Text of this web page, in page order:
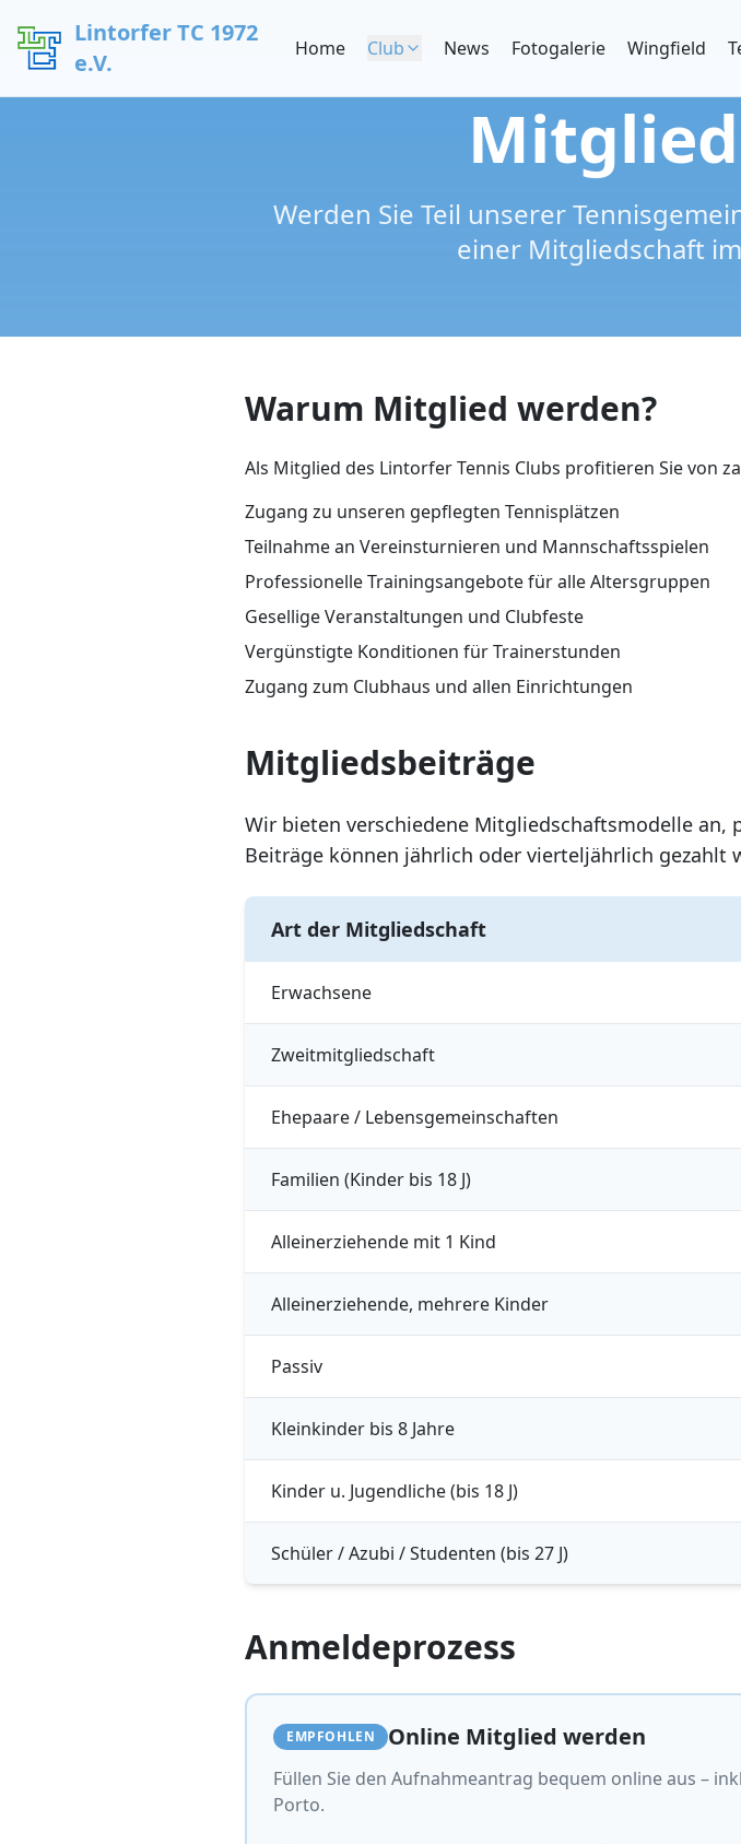
Lintorfer TC 1972
e.V.
Home Club News Fotogalerie Wingfield
Werden Sie Teil unserer
einer Mitgliedschaft
Warum Mitglied werden?
Als Mitglied des Lintorfer Tennis Clubs profitieren Sie von
Zugang zu unseren gepflegten Tennisplätzen
Teilnahme an Vereinsturnieren und Mannschaftsspielen
Professionelle Trainingsangebote für alle Altersgruppen
Gesellige Veranstaltungen und Clubfeste
Vergünstigte Konditionen für Trainerstunden
Zugang zum Clubhaus und allen Einrichtungen
Mitgliedsbeiträge
Wir bieten verschiedene Mitgliedschaftsmodelle an,
Beiträge können jährlich oder vierteljährlich gezahlt
Art der Mitgliedschaft
Erwachsene
Zweitmitgliedschaft
Ehepaare / Lebensgemeinschaften
Familien (Kinder bis 18 J)
Alleinerziehende mit 1 Kind
Alleinerziehende, mehrere Kinder
Passiv
Kleinkinder bis 8 Jahre
Kinder u. Jugendliche (bis 18 J)
Schüler / Azubi / Studenten (bis 27 J)
Anmeldeprozess
EMPFOHLEN Online Mitglied werden
Füllen Sie den Aufnahmeantrag bequem online aus –
Porto.